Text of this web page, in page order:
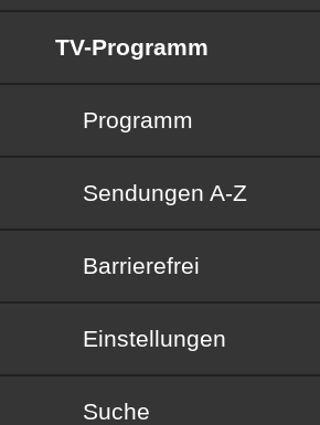
TV-Programm
Programm
Sendungen von A bis Z
Sendungen A-Z
Barrierefrei
Barrierefrei
Einstellungen
Suche